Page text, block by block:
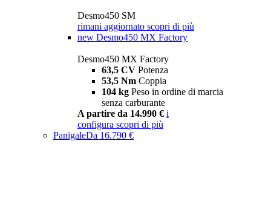
Desmo450 SM
rimani aggiornato scopri di più
new Desmo450 MX Factory
Desmo450 MX Factory
63,5 CV Potenza
53,5 Nm Coppia
104 kg Peso in ordine di marcia
senza carburante
A partire da 14.990 € i
configura scopri di più
PanigaleDa 16.790 €